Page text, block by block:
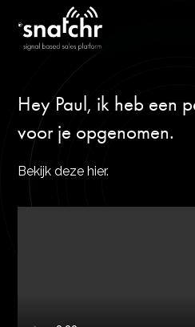
Hey Paul, ik heb een
voor je opgenomen.
Bekijk deze hier.